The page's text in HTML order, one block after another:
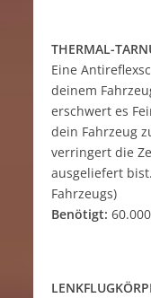
THERMAL-
Eine
deinem
erschwert es
dein Fahrzeug
verringert die
ausgeliefert
Fahrzeugs)
Benötigt: